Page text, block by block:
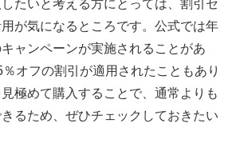
たいと考える方にとっては、割引セ
が気になるところです。公式では年
ャンペーンが実施されることがあ
オフの割引が適用されたこともあり
極めて購入することで、通常よりも
るため、ぜひチェックしておきたい